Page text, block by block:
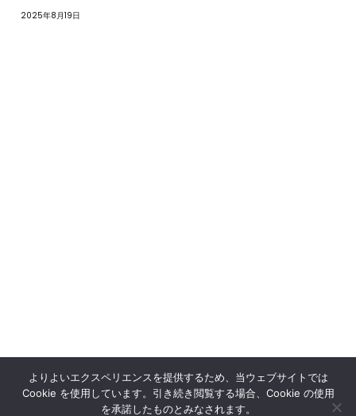
2025年8月19日
よりよいエクスペリエンスを提供するため、当ウェブサイトでは
Cookie を使用しています。引き続き閲覧する場合、Cookie の使用
を承諾したものとみなされます。